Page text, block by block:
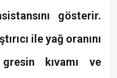
gösterir.
ile yağ oranını
kıvamı ve